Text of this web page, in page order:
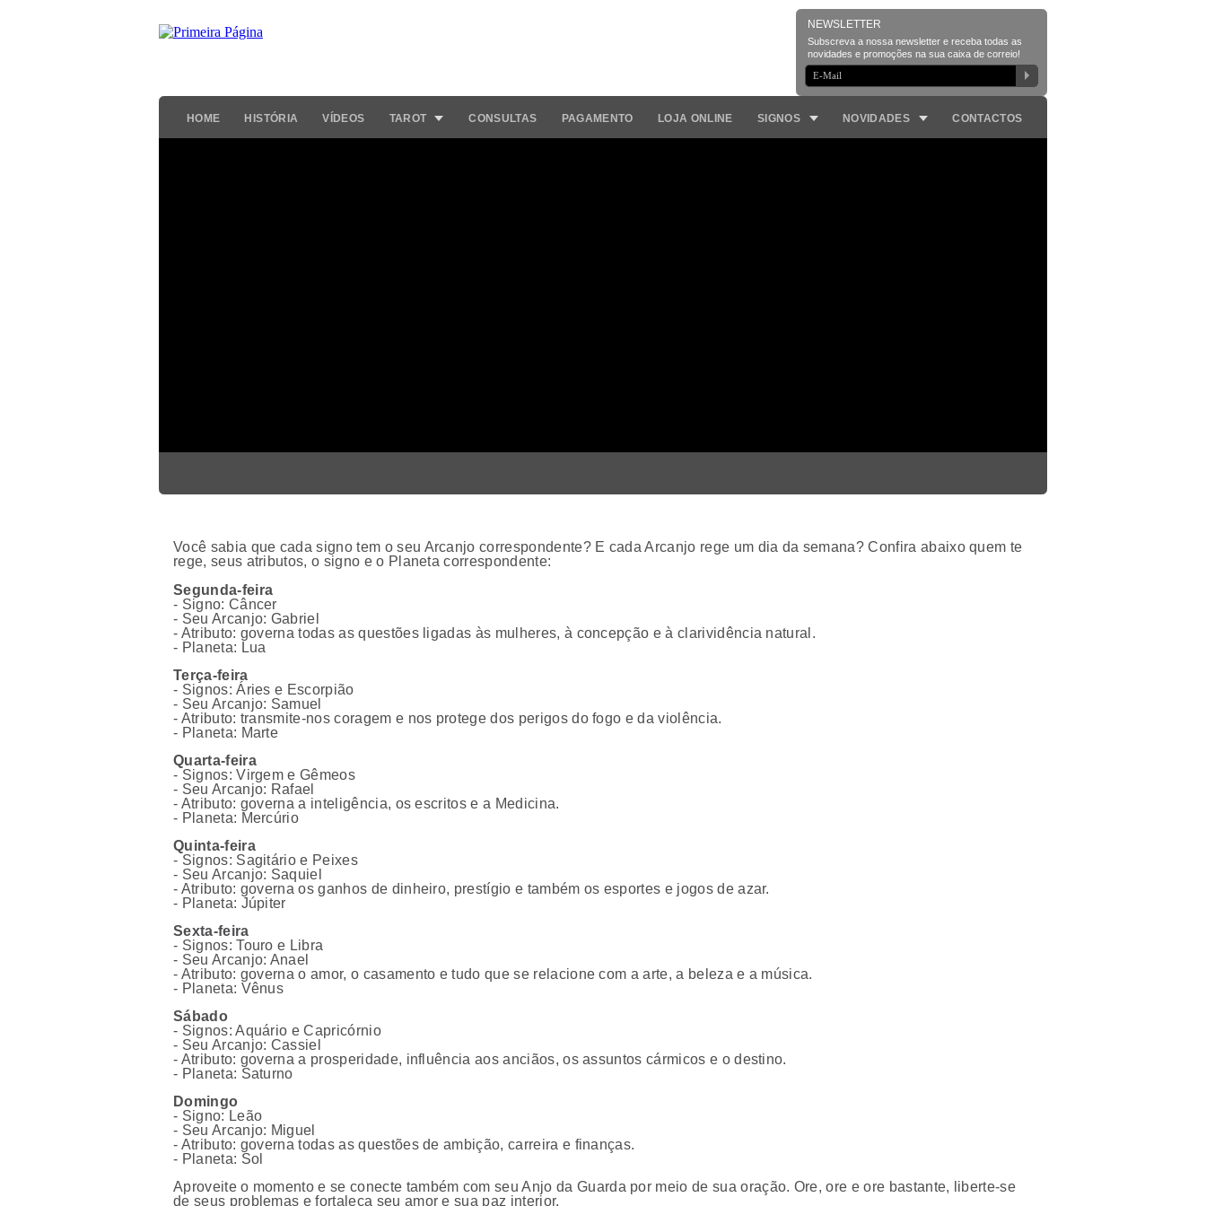
HOME HISTÓRIA VÍDEOS TAROT CONSULTAS PAGAMENTO LOJA ONLINE SIGNOS NOVIDADES CONTACTOS
Você sabia que cada signo tem o seu Arcanjo correspondente? E cada Arcanjo rege um dia da semana? Confira abaixo quem te
rege, seus atributos, o signo e o Planeta correspondente:
Segunda-feira
- Signo: Câncer
- Seu Arcanjo: Gabriel
- Atributo: governa todas as questões ligadas às mulheres, à concepção e à clarividência natural.
- Planeta: Lua
Terça-feira
- Signos: Áries e Escorpião
- Seu Arcanjo: Samuel
- Atributo: transmite-nos coragem e nos protege dos perigos do fogo e da violência.
- Planeta: Marte
Quarta-feira
- Signos: Virgem e Gêmeos
- Seu Arcanjo: Rafael
- Atributo: governa a inteligência, os escritos e a Medicina.
- Planeta: Mercúrio
Quinta-feira
- Signos: Sagitário e Peixes
- Seu Arcanjo: Saquiel
- Atributo: governa os ganhos de dinheiro, prestígio e também os esportes e jogos de azar.
- Planeta: Júpiter
Sexta-feira
- Signos: Touro e Libra
- Seu Arcanjo: Anael
- Atributo: governa o amor, o casamento e tudo que se relacione com a arte, a beleza e a música.
- Planeta: Vênus
Sábado
- Signos: Aquário e Capricórnio
- Seu Arcanjo: Cassiel
- Atributo: governa a prosperidade, influência aos anciãos, os assuntos cármicos e o destino.
- Planeta: Saturno
Domingo
- Signo: Leão
- Seu Arcanjo: Miguel
- Atributo: governa todas as questões de ambição, carreira e finanças.
- Planeta: Sol
Aproveite o momento e se conecte também com seu Anjo da Guarda por meio de sua oração. Ore, ore e ore bastante, liberte-se
de seus problemas e fortaleça seu amor e sua paz interior.